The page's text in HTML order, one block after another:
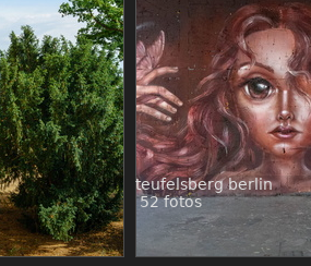
teufelsberg berlin
52 fotos